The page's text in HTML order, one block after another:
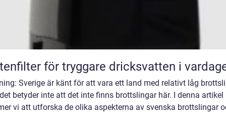
för tryggare dricksvatten i
Sverige är känt för att vara ett land med relativt låg
betyder inte att det inte finns brottslingar här. I denna artikel
vi att utforska de olika aspekterna av svenska brottslingar